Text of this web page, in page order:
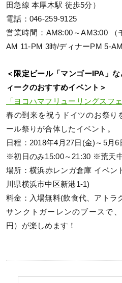
田急線 本厚木駅 徒歩5分）
電話：046-259-9125
営業時間：AM8:00～AM3:00 （
AM 11-PM 3時/ディナーPM 5-AM
＜限定ビール「マンゴーIPA」
ィークのおすすめイベント＞
「ヨコハマフリューリングスフ
春の到来を祝うドイツのお祭り
ール祭りが合体したイベント。
日程：2018年4月27日(金)～5月
※初日のみ15:00～21:30 ※荒天
場所：横浜赤レンガ倉庫 イベン
川県横浜市中区新港1-1)
料金：入場無料(飲食代、アトラ
サンクトガーレンのブースで
円）が楽しめます！